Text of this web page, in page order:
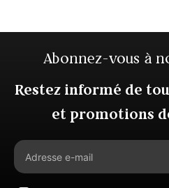
Abonnez-vous à
Restez informé de
et promotions